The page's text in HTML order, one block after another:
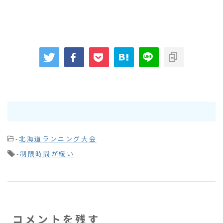
-北海道ランニング大会
-制限時間が緩い
コメントを残す